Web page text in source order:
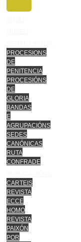
PROCESIONS
DE
PENITENCIA
PROCESIÓNS
DE
GLORIA
BANDAS
E
AGRUPACIÓNS
SEDES
CANÓNICAS
RUTA
CONFRADE
CARTEIS
REVISTA
ECCE
HOMO
REVISTA
PAIXÓN
POR